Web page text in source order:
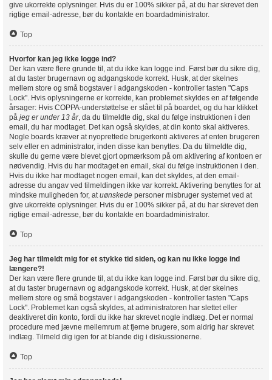
give ukorrekte oplysninger. Hvis du er 100% sikker på, at du har skrevet den
rigtige email-adresse, bør du kontakte en boardadministrator.
Top
Hvorfor kan jeg ikke logge ind?
Der kan være flere grunde til, at du ikke kan logge ind. Først bør du sikre dig,
at du taster brugernavn og adgangskode korrekt. Husk, at der skelnes
mellem store og små bogstaver i adgangskoden - kontroller tasten "Caps
Lock". Hvis oplysningerne er korrekte, kan problemet skyldes en af følgende
årsager: Hvis COPPA-understøttelse er slået til på boardet, og du har klikket
på jeg er under 13 år, da du tilmeldte dig, skal du følge instruktionen i den
email, du har modtaget. Det kan også skyldes, at din konto skal aktiveres.
Nogle boards kræver at nyoprettede brugerkonti aktiveres af enten brugeren
selv eller en administrator, inden disse kan benyttes. Da du tilmeldte dig,
skulle du gerne være blevet gjort opmærksom på om aktivering af kontoen er
nødvendig. Hvis du har modtaget en email, skal du følge instruktionen i den.
Hvis du ikke har modtaget nogen email, kan det skyldes, at den email-
adresse du angav ved tilmeldingen ikke var korrekt. Aktivering benyttes for at
mindske muligheden for, atuønskede personer misbruger systemet ved at
give ukorrekte oplysninger. Hvis du er 100% sikker på, at du har skrevet den
rigtige email-adresse, bør du kontakte en boardadministrator.
Top
Jeg har tilmeldt mig for et stykke tid siden, og kan nu ikke logge ind
længere?!
Der kan være flere grunde til, at du ikke kan logge ind. Først bør du sikre dig,
at du taster brugernavn og adgangskode korrekt. Husk, at der skelnes
mellem store og små bogstaver i adgangskoden - kontroller tasten "Caps
Lock". Problemet kan også skyldes, at administratoren har slettet eller
deaktiveret din konto, fordi du ikke har skrevet nogle indlæg. Det er normal
procedure med jævne mellemrum at fjerne brugere, som aldrig har skrevet
indlæg. Tilmeld dig igen for at blande dig i diskussionerne.
Top